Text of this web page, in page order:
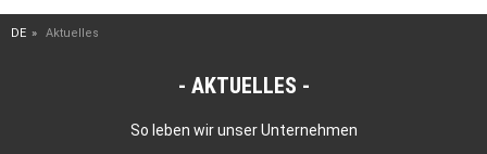
DE Aktuelles
AKTUELLES
So leben wir unser Unternehmen